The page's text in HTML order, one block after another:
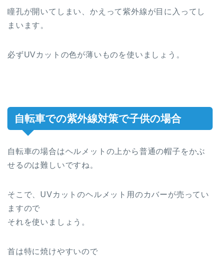
瞳孔が開いてしまい、かえって紫外線が目に入ってし
まいます。
必ずUVカットの色が薄いものを使いましょう。
自転車での紫外線対策で子供の場合
自転車の場合はヘルメットの上から普通の帽子をかぶ
せるのは難しいですね。
そこで、UVカットのヘルメット用のカバーが売ってい
ますので
それを使いましょう。
首は特に焼けやすいので